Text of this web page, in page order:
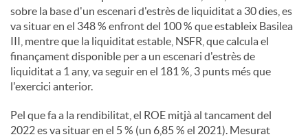
sobre la base d'un escenari d'estrès de liquiditat a 30 dies, es
va situar en el 348 % enfront del 100 % que estableix Basilea
III, mentre que la liquiditat estable, NSFR, que calcula el
finançament disponible per a un escenari d'estrès de
liquiditat a 1 any, va seguir en el 181 %, 3 punts més que
l'exercici anterior.
Pel que fa a la rendibilitat, el ROE mitjà al tancament del
2022 es va situar en el 5 % (un 6,85 % el 2021). Mesurat